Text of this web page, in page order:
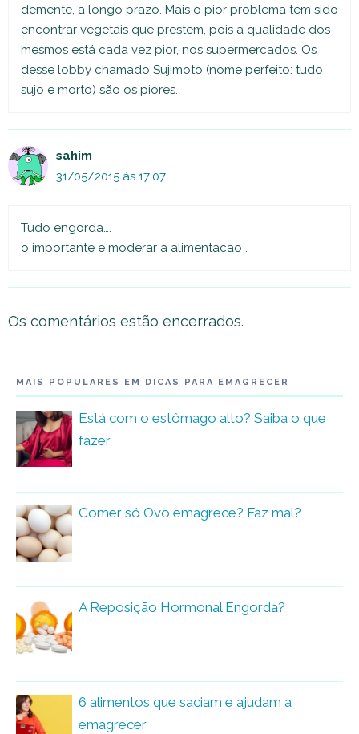
demente, a longo prazo. Mais o pior problema tem sido
encontrar vegetais que prestem, pois a qualidade dos
mesmos está cada vez pior, nos supermercados. Os
desse lobby chamado Sujimoto (nome perfeito: tudo
sujo e morto) são os piores.
sahim
31/05/2015 às 17:07
Tudo engorda….
o importante e moderar a alimentacao .
Os comentários estão encerrados.
MAIS POPULARES EM DICAS PARA EMAGRECER
Está com o estômago alto? Saiba o que
fazer
Comer só Ovo emagrece? Faz mal?
A Reposição Hormonal Engorda?
6 alimentos que saciam e ajudam a
emagrecer